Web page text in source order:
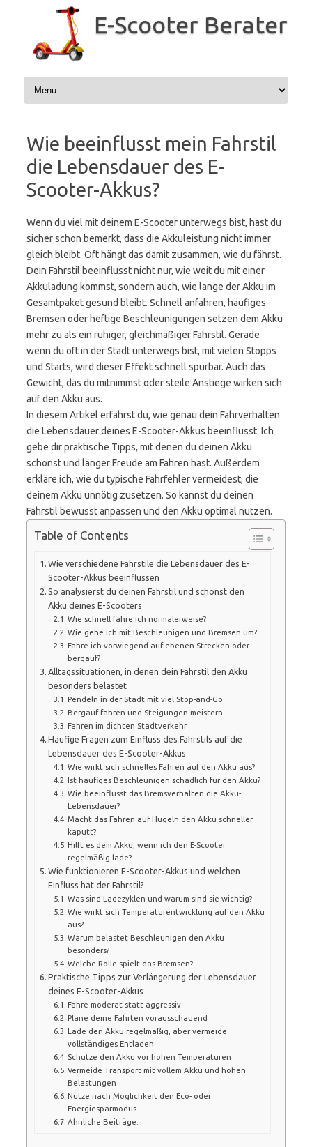
E-Scooter Berater
Wie beeinflusst mein Fahrstil
die Lebensdauer des E-
Scooter-Akkus?
Wenn du viel mit deinem E-Scooter unterwegs bist, hast du
sicher schon bemerkt, dass die Akkuleistung nicht immer
gleich bleibt. Oft hängt das damit zusammen, wie du fährst.
Dein Fahrstil beeinflusst nicht nur, wie weit du mit einer
Akkuladung kommst, sondern auch, wie lange der Akku im
Gesamtpaket gesund bleibt. Schnell anfahren, häufiges
Bremsen oder heftige Beschleunigungen setzen dem Akku
mehr zu als ein ruhiger, gleichmäßiger Fahrstil. Gerade
wenn du oft in der Stadt unterwegs bist, mit vielen Stopps
und Starts, wird dieser Effekt schnell spürbar. Auch das
Gewicht, das du mitnimmst oder steile Anstiege wirken sich
auf den Akku aus.
In diesem Artikel erfährst du, wie genau dein Fahrverhalten
die Lebensdauer deines E-Scooter-Akkus beeinflusst. Ich
gebe dir praktische Tipps, mit denen du deinen Akku
schonst und länger Freude am Fahren hast. Außerdem
erkläre ich, wie du typische Fahrfehler vermeidest, die
deinem Akku unnötig zusetzen. So kannst du deinen
Fahrstil bewusst anpassen und den Akku optimal nutzen.
Table of Contents
Wie verschiedene Fahrstile die Lebensdauer des E-
Scooter-Akkus beeinflussen
So analysierst du deinen Fahrstil und schonst den
Akku deines E-Scooters
Wie schnell fahre ich normalerweise?
Wie gehe ich mit Beschleunigen und Bremsen um?
Fahre ich vorwiegend auf ebenen Strecken oder
bergauf?
Alltagssituationen, in denen dein Fahrstil den Akku
besonders belastet
Pendeln in der Stadt mit viel Stop-and-Go
Bergauf fahren und Steigungen meistern
Fahren im dichten Stadtverkehr
Häufige Fragen zum Einfluss des Fahrstils auf die
Lebensdauer des E-Scooter-Akkus
Wie wirkt sich schnelles Fahren auf den Akku aus?
Ist häufiges Beschleunigen schädlich für den Akku?
Wie beeinflusst das Bremsverhalten die Akku-
Lebensdauer?
Macht das Fahren auf Hügeln den Akku schneller
kaputt?
Hilft es dem Akku, wenn ich den E-Scooter
regelmäßig lade?
Wie funktionieren E-Scooter-Akkus und welchen
Einfluss hat der Fahrstil?
Was sind Ladezyklen und warum sind sie wichtig?
Wie wirkt sich Temperaturentwicklung auf den Akku
aus?
Warum belastet Beschleunigen den Akku
besonders?
Welche Rolle spielt das Bremsen?
Praktische Tipps zur Verlängerung der Lebensdauer
deines E-Scooter-Akkus
Fahre moderat statt aggressiv
Plane deine Fahrten vorausschauend
Lade den Akku regelmäßig, aber vermeide
vollständiges Entladen
Schütze den Akku vor hohen Temperaturen
Vermeide Transport mit vollem Akku und hohen
Belastungen
Nutze nach Möglichkeit den Eco- oder
Energiesparmodus
Ähnliche Beiträge: